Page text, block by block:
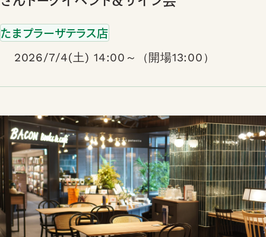
たまプラーザテラス店
2026/7/4(土) 14:00～（開場13:00）